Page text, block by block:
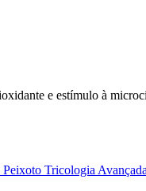
e estímulo à
Tricologia Avançada